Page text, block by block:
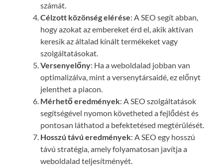
számát.
Célzott közönség elérése: A SEO segít abban,
hogy azokat az embereket érd el, akik aktívan
keresik az általad kínált termékeket vagy
szolgáltatásokat.
Versenyelőny: Ha a weboldalad jobban van
optimalizálva, mint a versenytársaidé, ez előnyt
jelenthet a piacon.
Mérhető eredmények: A SEO szolgáltatások
segítségével nyomon követheted a fejlődést és
pontosan láthatod a befektetésed megtérülését.
Hosszú távú eredmények: A SEO egy hosszú
távú stratégia, amely folyamatosan javítja a
weboldalad teljesítményét.